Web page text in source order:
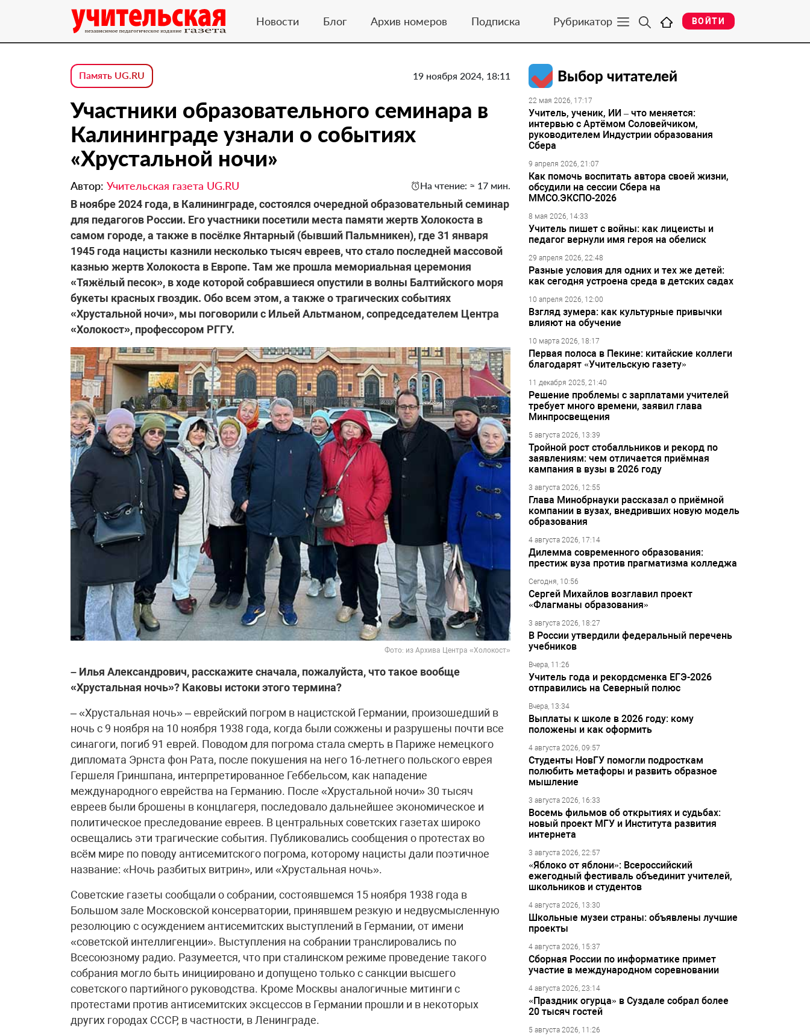
Новости Блог Архив номеров Подписка Рубрикатор ВОЙТИ
Память UG.RU 19 ноября 2024, 18:11
Участники образовательного семинара в
Калининграде узнали о событиях
«Хрустальной ночи»
Автор: Учительская газета UG.RU На чтение: ≈ 17 мин.
В ноябре 2024 года, в Калининграде, состоялся очередной образовательный семинар
для педагогов России. Его участники посетили места памяти жертв Холокоста в
самом городе, а также в посёлке Янтарный (бывший Пальмникен), где 31 января
1945 года нацисты казнили несколько тысяч евреев, что стало последней массовой
казнью жертв Холокоста в Европе. Там же прошла мемориальная церемония
«Тяжёлый песок», в ходе которой собравшиеся опустили в волны Балтийского моря
букеты красных гвоздик. Обо всем этом, а также о трагических событиях
«Хрустальной ночи», мы поговорили с Ильей Альтманом, сопредседателем Центра
«Холокост», профессором РГГУ.
Фото: из Архива Центра «Холокост»
– Илья Александрович, расскажите сначала, пожалуйста, что такое вообще
«Хрустальная ночь»? Каковы истоки этого термина?
– «Хрустальная ночь» – еврейский погром в нацистской Германии, произошедший в
ночь с 9 ноября на 10 ноября 1938 года, когда были сожжены и разрушены почти все
синагоги, погиб 91 еврей. Поводом для погрома стала смерть в Париже немецкого
дипломата Эрнста фон Рата, после покушения на него 16-летнего польского еврея
Гершеля Гриншпана, интерпретированное Геббельсом, как нападение
международного еврейства на Германию. После «Хрустальной ночи» 30 тысяч
евреев были брошены в концлагеря, последовало дальнейшее экономическое и
политическое преследование евреев. В центральных советских газетах широко
освещались эти трагические события. Публиковались сообщения о протестах во
всём мире по поводу антисемитского погрома, которому нацисты дали поэтичное
название: «Ночь разбитых витрин», или «Хрустальная ночь».
Советские газеты сообщали о собрании, состоявшемся 15 ноября 1938 года в
Большом зале Московской консерватории, принявшем резкую и недвусмысленную
резолюцию с осуждением антисемитских выступлений в Германии, от имени
«советской интеллигенции». Выступления на собрании транслировались по
Всесоюзному радио. Разумеется, что при сталинском режиме проведение такого
собрания могло быть инициировано и допущено только с санкции высшего
советского партийного руководства. Кроме Москвы аналогичные митинги с
протестами против антисемитских эксцессов в Германии прошли и в некоторых
других городах СССР, в частности, в Ленинграде.
Выбор читателей
22 мая 2026, 17:17
Учитель, ученик, ИИ – что меняется:
интервью с Артёмом Соловейчиком,
руководителем Индустрии образования
Сбера
9 апреля 2026, 21:07
Как помочь воспитать автора своей жизни,
обсудили на сессии Сбера на
ММСО.ЭКСПО-2026
8 мая 2026, 14:33
Учитель пишет с войны: как лицеисты и
педагог вернули имя героя на обелиск
29 апреля 2026, 22:48
Разные условия для одних и тех же детей:
как сегодня устроена среда в детских садах
10 апреля 2026, 12:00
Взгляд зумера: как культурные привычки
влияют на обучение
10 марта 2026, 18:17
Первая полоса в Пекине: китайские коллеги
благодарят «Учительскую газету»
11 декабря 2025, 21:40
Решение проблемы с зарплатами учителей
требует много времени, заявил глава
Минпросвещения
5 августа 2026, 13:39
Тройной рост стобалльников и рекорд по
заявлениям: чем отличается приёмная
кампания в вузы в 2026 году
3 августа 2026, 12:55
Глава Минобрнауки рассказал о приёмной
компании в вузах, внедривших новую модель
образования
4 августа 2026, 17:14
Дилемма современного образования:
престиж вуза против прагматизма колледжа
Сегодня, 10:56
Сергей Михайлов возглавил проект
«Флагманы образования»
3 августа 2026, 18:27
В России утвердили федеральный перечень
учебников
Вчера, 11:26
Учитель года и рекордсменка ЕГЭ-2026
отправились на Северный полюс
Вчера, 13:34
Выплаты к школе в 2026 году: кому
положены и как оформить
4 августа 2026, 09:57
Студенты НовГУ помогли подросткам
полюбить метафоры и развить образное
мышление
3 августа 2026, 16:33
Восемь фильмов об открытиях и судьбах:
новый проект МГУ и Института развития
интернета
3 августа 2026, 22:57
«Яблоко от яблони»: Всероссийский
ежегодный фестиваль объединит учителей,
школьников и студентов
4 августа 2026, 13:30
Школьные музеи страны: объявлены лучшие
проекты
4 августа 2026, 15:37
Сборная России по информатике примет
участие в международном соревновании
4 августа 2026, 23:14
«Праздник огурца» в Суздале собрал более
20 тысяч гостей
5 августа 2026, 11:26